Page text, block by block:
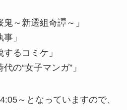
～新選組奇譚～」
」
るコミケ」
の“女子マンガ”」
～となっていますので、